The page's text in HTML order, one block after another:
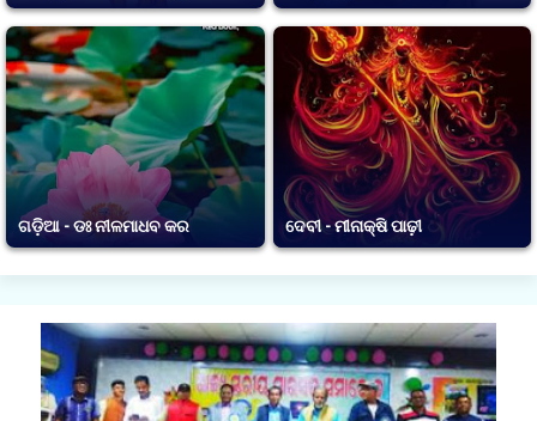
ଗଡ଼ିଆ - ଡଃ ନୀଳମାଧବ କର ଦେବୀ - ମୀନାକ୍ଷି ପାଢ଼ୀ